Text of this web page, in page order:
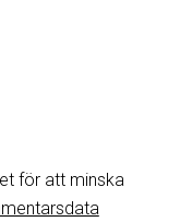
för att minska